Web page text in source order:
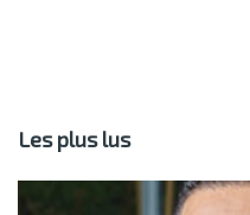
Les plus lus